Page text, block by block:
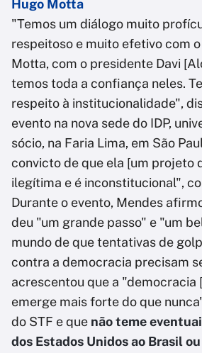
Hugo Motta
"Temos um diálogo muito
respeitoso e muito efetivo com
Motta, com o presidente Davi
temos toda a confiança neles.
respeito à institucionalidade",
evento na nova sede do IDP,
sócio, na Faria Lima, em São
convicto de que ela [um projeto
ilegítima e é inconstitucional",
Durante o evento, Mendes
deu "um grande passo" e "um
mundo de que tentativas de
contra a democracia precisam
acrescentou que a "democracia
emerge mais forte do que
do STF e que não teme
dos Estados Unidos ao Brasil